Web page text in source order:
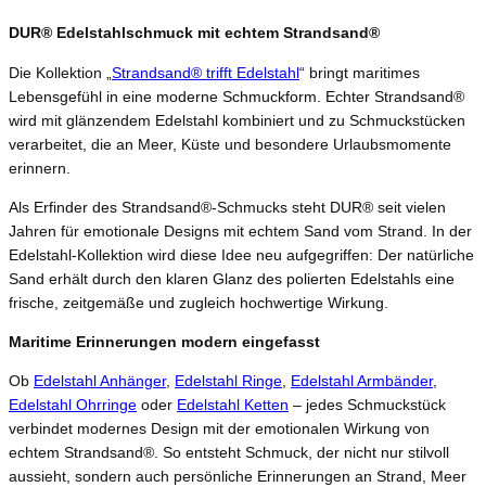
DUR® Edelstahlschmuck mit echtem Strandsand®
Die Kollektion „ Strandsand® trifft Edelstahl“ bringt maritimes
Lebensgefühl in eine moderne Schmuckform. Echter Strandsand®
wird mit glänzendem Edelstahl kombiniert und zu Schmuckstücken
verarbeitet, die an Meer, Küste und besondere Urlaubsmomente
erinnern.
Als Erfinder des Strandsand®-Schmucks steht DUR® seit vielen
Jahren für emotionale Designs mit echtem Sand vom Strand. In der
Edelstahl-Kollektion wird diese Idee neu aufgegriffen: Der natürliche
Sand erhält durch den klaren Glanz des polierten Edelstahls eine
frische, zeitgemäße und zugleich hochwertige Wirkung.
Maritime Erinnerungen modern eingefasst
Ob Edelstahl Anhänger, Edelstahl Ringe, Edelstahl Armbänder,
Edelstahl Ohrringe oder Edelstahl Ketten – jedes Schmuckstück
verbindet modernes Design mit der emotionalen Wirkung von
echtem Strandsand®. So entsteht Schmuck, der nicht nur stilvoll
aussieht, sondern auch persönliche Erinnerungen an Strand, Meer